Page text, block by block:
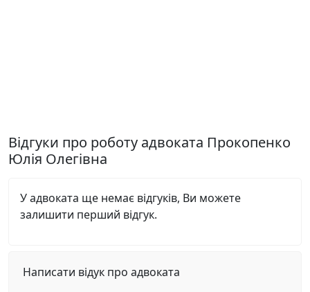
Відгуки про роботу адвоката Прокопенко
Юлія Олегівна
У адвоката ще немає відгуків, Ви можете
залишити перший відгук.
Написати відук про адвоката